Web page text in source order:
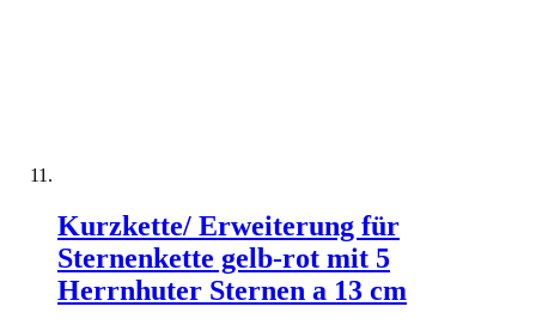
Kurzkette/ Erweiterung für
Sternenkette gelb-rot mit 5
Herrnhuter Sternen a 13 cm